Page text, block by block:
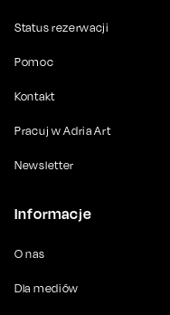
Status rezerwacji
Pomoc
Kontakt
Pracuj w Adria Art
Newsletter
Informacje
O nas
Dla mediów